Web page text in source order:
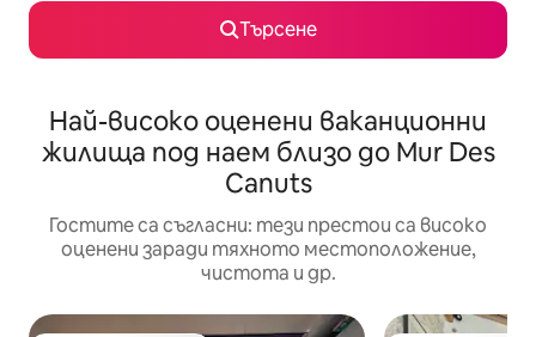
Търсене
Най-високо оценени ваканционни
жилища под наем близо до Mur Des
Canuts
Гостите са съгласни: тези престои са високо
оценени заради тяхното местоположение,
чистота и др.